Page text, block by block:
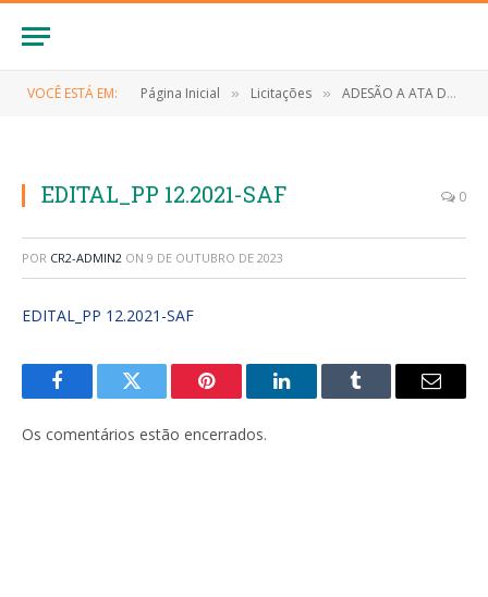
VOCÊ ESTÁ EM: Página Inicial » Licitações » ADESÃO A ATA DE REGISTRO DE PREÇOS Nº 001/2022 (Aquisição de proteína animal (peixe), de interesse da administração pública do município de Anapurus/MA)
EDITAL_PP 12.2021-SAF 0
POR CR2-ADMIN2 ON 9 DE OUTUBRO DE 2023
EDITAL_PP 12.2021-SAF
FacebookTwitter Pinterest LinkedInTumblr
E-
Os comentários estão encerrados.